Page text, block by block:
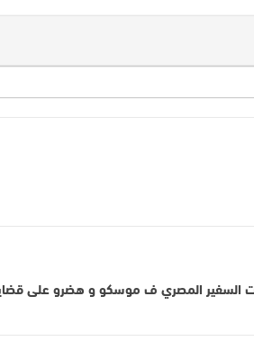
السفير المصري ف موسكو و هضرو على